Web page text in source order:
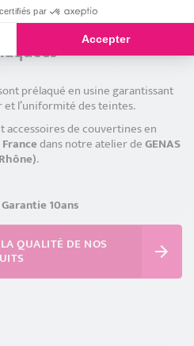
aluminium
prélaqué en usine garantissant
l’uniformité des teintes.
accessoires de couvertines en
dans notre atelier deGENAS
.
10ans
QUALITÉ DE NOS
par
Accepter